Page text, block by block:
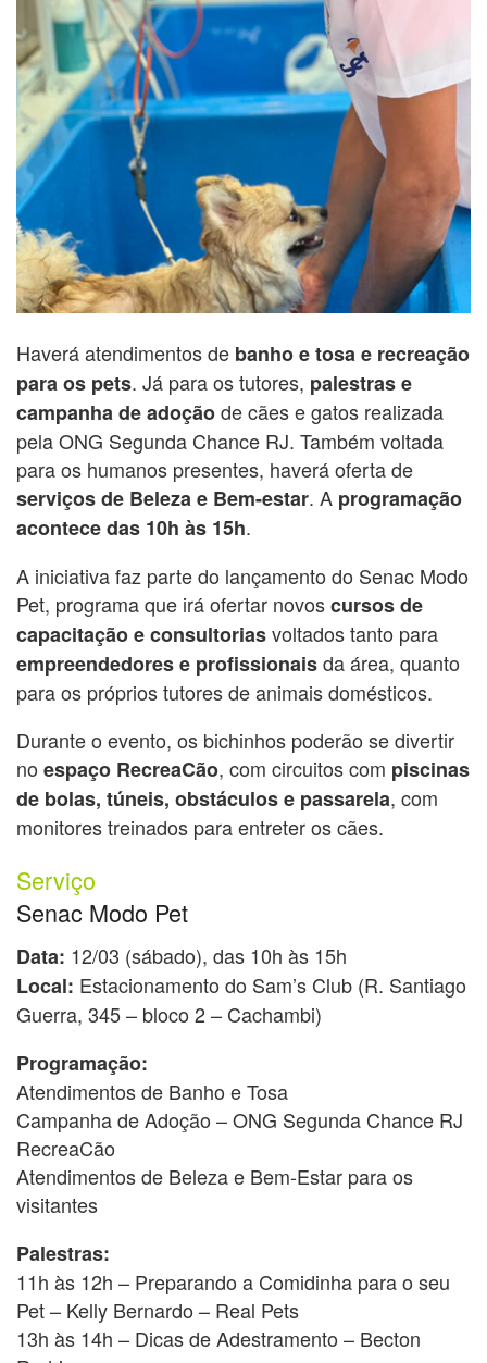
Haverá atendimentos de banho e tosa e recreação
para os pets. Já para os tutores, palestras e
campanha de adoçãode cães e gatos realizada
pela ONG Segunda Chance RJ. Também voltada
para os humanos presentes, haverá oferta de
serviços de Beleza e Bem-estar. A programação
acontece das 10h às 15h.
A iniciativa faz parte do lançamento do Senac Modo
Pet, programa que irá ofertar novoscursos de
capacitação e consultoriasvoltados tanto para
empreendedores e profissionaisda área, quanto
para os próprios tutores de animais domésticos.
Durante o evento, os bichinhos poderão se divertir
no espaço RecreaCão, com circuitos com piscinas
de bolas, túneis, obstáculos e passarela, com
monitores treinados para entreter os cães.
Serviço
Senac Modo Pet
Data: 12/03 (sábado), das 10h às 15h
Local: Estacionamento do Sam’s Club (R. Santiago
Guerra, 345 – bloco 2 – Cachambi)
Programação:
Atendimentos de Banho e Tosa
Campanha de Adoção – ONG Segunda Chance RJ
RecreaCão
Atendimentos de Beleza e Bem-Estar para os
visitantes
Palestras:
11h às 12h – Preparando a Comidinha para o seu
Pet – Kelly Bernardo – Real Pets
13h às 14h – Dicas de Adestramento – Becton